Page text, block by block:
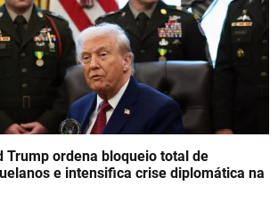
Trump ordena bloqueio total de
e intensifica crise diplomática na